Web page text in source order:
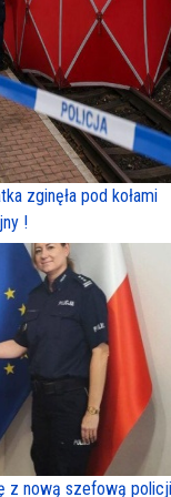
zginęła pod kołami
!
z nową szefową